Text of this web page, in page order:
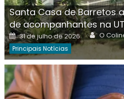
Santa Casa de Barretos
de acompanhantes na
Posted
on
31 de julho de 2026 Author
O
Principais Notícias